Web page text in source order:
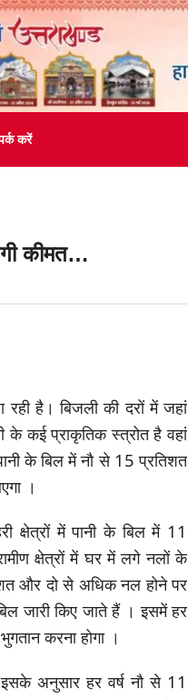
करें
कीमत…
है। बिजली की दरों में जहां
के कई प्राकृतिक स्त्रोत है वहां
के बिल में नौ से 15 प्रतिशत
।
क्षेत्रों में पानी के बिल में 11
क्षेत्रों में घर में लगे नलों के
और दो से अधिक नल होने पर
जारी किए जाते हैं । इसमें हर
करना होगा ।
अनुसार हर वर्ष नौ से 11